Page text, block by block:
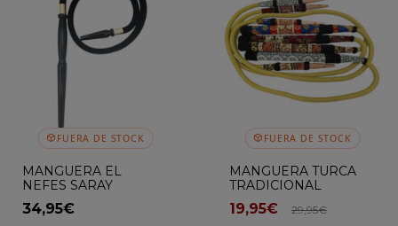
FUERA DE STOCK
MANGUERA EL
NEFES SARAY
34,95€
FUERA DE STOCK
MANGUERA TURCA
TRADICIONAL
19,95€ 29,95€